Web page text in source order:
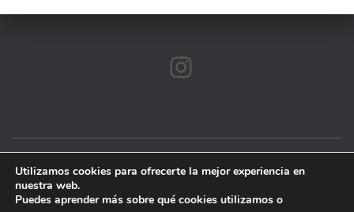
AVISO LEGAL POLÍTICA DE COOKIES
Utilizamos cookies para ofrecerte la mejor experiencia en
nuestra web.
Puedes aprender más sobre qué cookies utilizamos o